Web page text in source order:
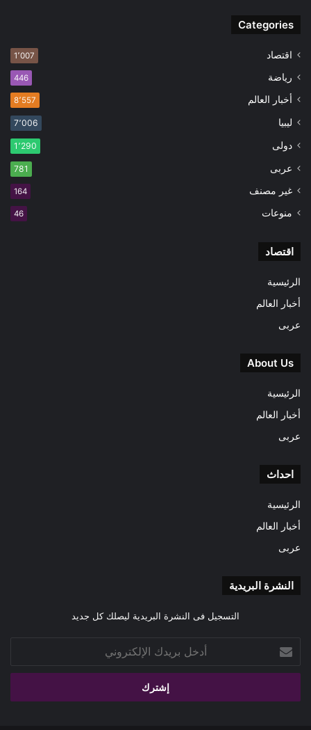
Categories
اقتصاد 1٬007
رياضة 446
أخبار العالم 8٬557
ليبيا 7٬006
دولى 1٬290
عربى 781
غير مصنف 164
منوعات 46
اقتصاد
الرئيسية
أخبار العالم
عربى
About Us
الرئيسية
أخبار العالم
عربى
احداث
الرئيسية
أخبار العالم
عربى
النشرة البريدية
التسجيل فى النشرة البريدية ليصلك كل جديد
بريدك
الإلكتروني